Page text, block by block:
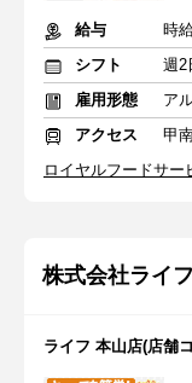
給与
時
シフト
雇用形態
ア
アクセス
甲
ロイヤルフードサー
株式会社ライ
ライフ 本山店(店舗